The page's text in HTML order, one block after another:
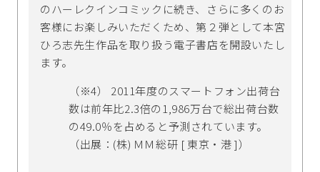
のハーレクインコミックに続き、さらに多くのお
客様にお楽しみいただくため、第２弾として本宮
ひろ志先生作品を取り扱う電子書店を開設いたし
ます。
（※4） 2011年度のスマートフォン出荷台
数は前年比2.3倍の1,986万台で総出荷台数
の49.0％を占めると予測されています。
（出展：(株) ＭＭ総研 [ 東京・港 ]）